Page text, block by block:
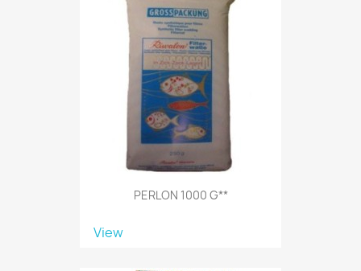
PERLON 1000 G**
View